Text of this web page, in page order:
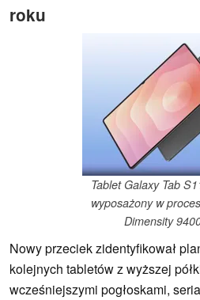
roku
Tablet Galaxy Tab
wyposażony w
Dimensity
Nowy przeciek zidentyfikował
kolejnych tabletów z wyższej
wcześniejszymi pogłoskami,